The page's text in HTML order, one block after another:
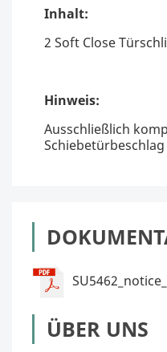
Inhalt:
2 Soft Close
Hinweis:
Ausschließlich
Schiebetürbeschlag
ÜBER UNS